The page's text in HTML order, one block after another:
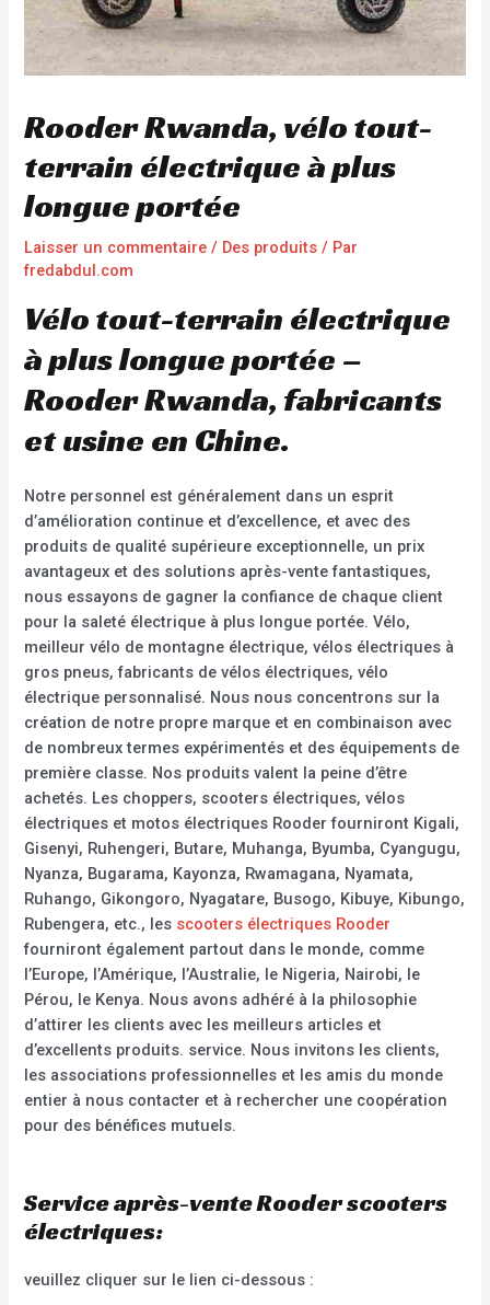
Rooder Rwanda, vélo tout-
terrain électrique à plus
longue portée
Laisser un commentaire / Des produits / Par
fredabdul.com
Vélo tout-terrain électrique
à plus longue portée –
Rooder Rwanda, fabricants
et usine en Chine.
Notre personnel est généralement dans un esprit
d’amélioration continue et d’excellence, et avec des
produits de qualité supérieure exceptionnelle, un prix
avantageux et des solutions après-vente fantastiques,
nous essayons de gagner la confiance de chaque client
pour la saleté électrique à plus longue portée. Vélo,
meilleur vélo de montagne électrique, vélos électriques à
gros pneus, fabricants de vélos électriques, vélo
électrique personnalisé. Nous nous concentrons sur la
création de notre propre marque et en combinaison avec
de nombreux termes expérimentés et des équipements de
première classe. Nos produits valent la peine d’être
achetés. Les choppers, scooters électriques, vélos
électriques et motos électriques Rooder fourniront Kigali,
Gisenyi, Ruhengeri, Butare, Muhanga, Byumba, Cyangugu,
Nyanza, Bugarama, Kayonza, Rwamagana, Nyamata,
Ruhango, Gikongoro, Nyagatare, Busogo, Kibuye, Kibungo,
Rubengera, etc., les scooters électriques Rooder
fourniront également partout dans le monde, comme
l’Europe, l’Amérique, l’Australie, le Nigeria, Nairobi, le
Pérou, le Kenya. Nous avons adhéré à la philosophie
d’attirer les clients avec les meilleurs articles et
d’excellents produits. service. Nous invitons les clients,
les associations professionnelles et les amis du monde
entier à nous contacter et à rechercher une coopération
pour des bénéfices mutuels.
Service après-vente Rooder scooters
électriques:
veuillez cliquer sur le lien ci-dessous :